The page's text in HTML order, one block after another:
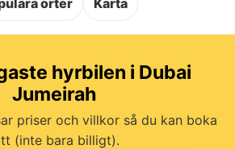
hyrbilen i Dubai
Jumeirah
priser och villkor så du kan boka
(inte bara billigt).